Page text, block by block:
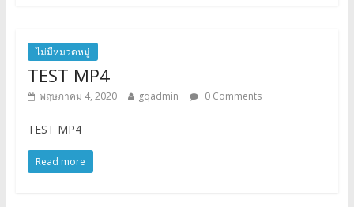
ไม่มีหมวดหมู่
TEST MP4
พฤษภาคม 4, 2020 gqadmin 0 Comments
TEST MP4
Read more